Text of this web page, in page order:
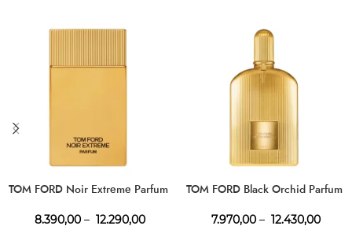
TOM FORD Noir Extreme Parfum
8.390,00 – 12.290,00
TOM FORD Black Orchid Parfum
7.970,00 – 12.430,00